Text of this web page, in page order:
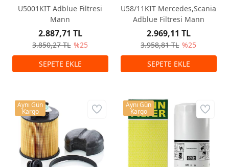
U5001KIT Adblue Filtresi
Mann
3.850,27 TL %25
2.887,71 TL
U58/11KIT Mercedes,Scania
Adblue Filtresi Mann
3.958,81 TL %25
2.969,11 TL
Aynı Gün
Kargo
Aynı Gün
Kargo